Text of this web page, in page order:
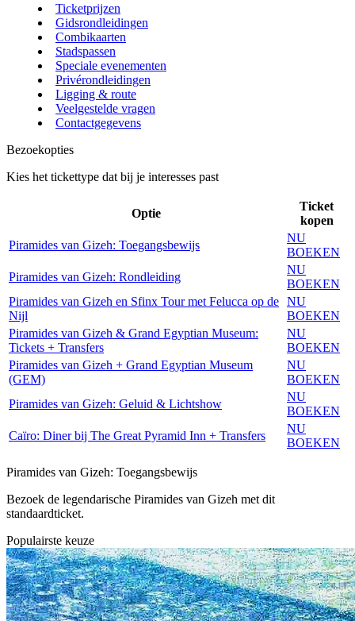
Ticketprijzen
Gidsrondleidingen
Combikaarten
Stadspassen
Speciale evenementen
Privérondleidingen
Ligging & route
Veelgestelde vragen
Contactgegevens
Bezoekopties
Kies het tickettype dat bij je interesses past
Optie
Ticket
kopen
Piramides van Gizeh: Toegangsbewijs
NU
BOEKEN
Piramides van Gizeh: Rondleiding
NU
BOEKEN
Piramides van Gizeh en Sfinx Tour met Felucca op de
Nijl
NU
BOEKEN
Piramides van Gizeh & Grand Egyptian Museum:
Tickets + Transfers
NU
BOEKEN
Piramides van Gizeh + Grand Egyptian Museum
(GEM)
NU
BOEKEN
Piramides van Gizeh: Geluid & Lichtshow
NU
BOEKEN
Caïro: Diner bij The Great Pyramid Inn + Transfers
NU
BOEKEN
Piramides van Gizeh: Toegangsbewijs
Bezoek de legendarische Piramides van Gizeh met dit
standaardticket.
Populairste keuze